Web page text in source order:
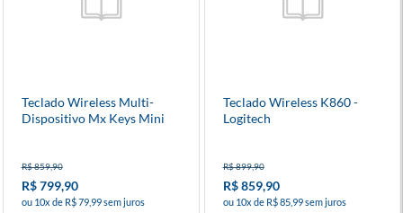
Teclado Wireless Multi-
Dispositivo Mx Keys Mini
R$ 859,90
R$ 799,90
ou 10x de R$ 79,99 sem juros
Teclado Wireless K860 -
Logitech
R$ 899,90
R$ 859,90
ou 10x de R$ 85,99 sem juros